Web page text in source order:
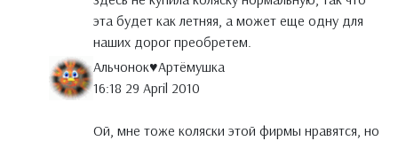
эта будет как летняя, а может еще одну для
наших дорог преобретем.
Альчонок♥Артёмушка
16:18 29 April 2010
Ой, мне тоже коляски этой фирмы нравятся, но